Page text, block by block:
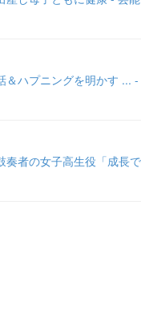
＆ハプニングを明かす ... -
奏者の女子高生役「成長で